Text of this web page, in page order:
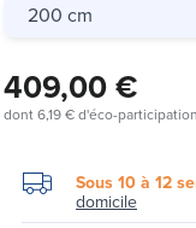
200 cm
409,00 €
dont6,19 €d'éco-participation
Sous 10 à 12
domicile